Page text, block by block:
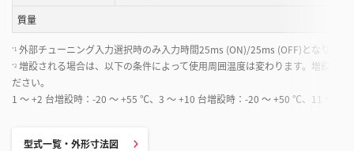
質量
*1 外部チューニング入力選択時のみ入力時間25ms (ON)/25ms (OFF)となります
*2 増設される場合は、以下の条件によって使用周囲温度は変わります。増設す
ださい。
1 ～ +2 台増設時：-20 ～ +55 ℃、3 ～ +10 台増設時：-20 ～ +50 ℃、11 ～
型式一覧・外形寸法図